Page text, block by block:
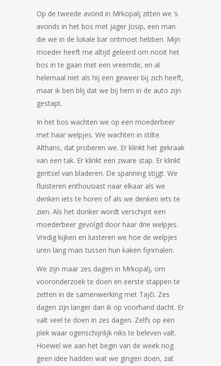
Op de tweede avond in Mrkopalj zitten we ’s
avonds in het bos met jager Josip, een man
die we in de lokale bar ontmoet hebben. Mijn
moeder heeft me altijd geleerd om nooit het
bos in te gaan met een vreemde, en al
helemaal niet als hij een geweer bij zich heeft,
maar ik ben blij dat we bij hem in de auto zijn
gestapt.
In het bos wachten we op een moederbeer
met haar welpjes. We wachten in stilte.
Althans, dat proberen we. Er klinkt het gekraak
van een tak. Er klinkt een zware stap. Er klinkt
geritsel van bladeren. De spanning stijgt. We
fluisteren enthousiast naar elkaar als we
denken iets te horen of als we denken iets te
zien. Als het donker wordt verschijnt een
moederbeer gevolgd door haar drie welpjes.
Vredig kijken en luisteren we hoe de welpjes
uren lang mais tussen hun kaken fijnmalen.
We zijn maar zes dagen in Mrkopalj, om
vooronderzoek te doen en eerste stappen te
zetten in de samenwerking met Tajči. Zes
dagen zijn langer dan ik op voorhand dacht. Er
valt veel te doen in zes dagen. Zelfs op een
plek waar ogenschijnlijk niks te beleven valt.
Hoewel we aan het begin van de week nog
geen idee hadden wat we gingen doen, zat